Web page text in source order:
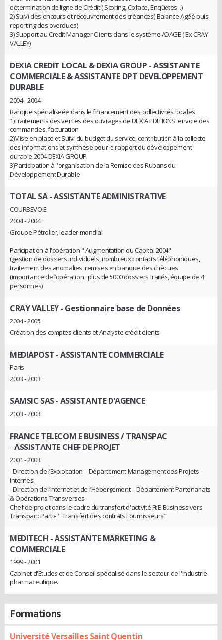
détermination de ligne de Crédit ( Scoring, Coface, Enqûetes...)
2) Suivi des encours et recouvrement des créances( Balance Agéé puis
reporting des overdues)
3) Support au Credit Manager Clients dans le système ADAGE ( Ex CRAY
VALLEY)
DEXIA CREDIT LOCAL & DEXIA GROUP - ASSISTANTE
COMMERCIALE & ASSISTANTE DPT DEVELOPPEMENT
DURABLE
2004 - 2004
Banque spécialiseée dans le financement des collectivités locales
1)Traitements des ventes des ouvrages de DEXIA EDITIONS: envoie des
commandes, facturation
2)Mise en place et Suivi du budget du service, contribution à la collecte
des informations et synthèse pour le rapport du développement
durable 2004 DEXIA GROUP
3)Participation à l'organisation de la Remise des Rubans du
Développement Durable
TOTAL SA- ASSISTANTE ADMINISTRATIVE
COURBEVOIE
2004 - 2004
Groupe Pétrolier, leader mondial
Paricipation à l'opération " Augmentation du Capital 2004"
(gestion de dossiers individuels, nombreux contacts téléphoniques,
traitement des anomalies, remises en banque des chèques
(importance de l’opération : plus de 5000 dossiers traités, équipe de 4
personnes)
CRAY VALLEY- Gestionnaire base de Données
2004 - 2005
Création des comptes clients et Analyste crédit clients
MEDIAPOST - ASSISTANTE COMMERCIALE
Paris
2003 - 2003
SAMSIC SAS- ASSISTANTE D'AGENCE
2003 - 2003
FRANCE TELECOM E BUSINESS / TRANSPAC
- ASSISTANTE CHEF DE PROJET
2001 - 2003
- Direction de l’Exploitation – Département Management des Projets
Internes
- Direction de l’Internet et de l’Hébergement – Département Partenariats
& Opérations Transverses
Chef de projet dans le cadre du transfert d'activité Ft E Business vers
Transpac : Partie " Transfert des contrats Fournisseurs"
MEDITECH - ASSISTANTE MARKETING &
COMMERCIALE
1999 - 2001
Cabinet d'Etudes et de Conseil spécialisé dans le secteur de l'industrie
pharmaceutique.
Formations
Université Versailles Saint Quentin